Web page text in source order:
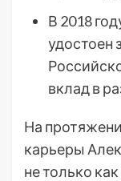
В 2018
удостоен
вклад в
На
карьеры
не только